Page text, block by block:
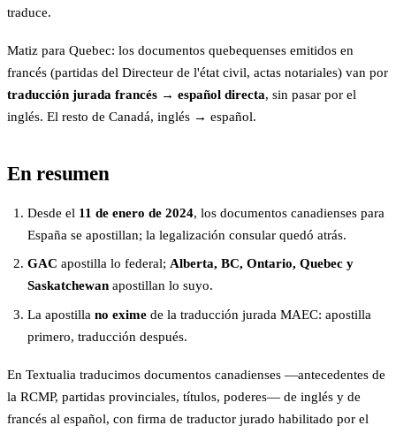
traduce.
Matiz para Quebec: los documentos quebequenses emitidos en
francés (partidas del Directeur de l'état civil, actas notariales) van por
traducción jurada francés → español directa, sin pasar por el
inglés. El resto de Canadá, inglés → español.
En resumen
Desde el 11 de enero de 2024, los documentos canadienses para
España se apostillan; la legalización consular quedó atrás.
GAC apostilla lo federal; Alberta, BC, Ontario, Quebec y
Saskatchewanapostillan lo suyo.
La apostilla no eximede la traducción jurada MAEC: apostilla
primero, traducción después.
En Textualia traducimos documentos canadienses —antecedentes de
la RCMP, partidas provinciales, títulos, poderes— de inglés y de
francés al español, con firma de traductor jurado habilitado por el